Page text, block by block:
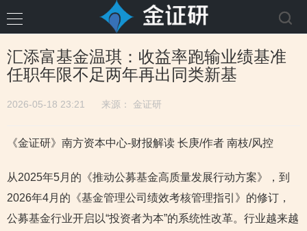
汇添富基金温琪：收益率跑输业绩基准
任职年限不足两年再出同类新基
2026-05-18 23:21 来源： 金证研
《金证研》南方资本中心-财报解读 长庚/作者 南枝/风控
从2025年5月的《推动公募基金高质量发展行动方案》，到
2026年4月的《基金管理公司绩效考核管理指引》的修订，
公募基金行业开启以“投资者为本”的系统性改革。行业越来越